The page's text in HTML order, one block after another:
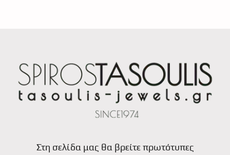
Στη σελίδα μας θα βρείτε πρωτότυπες